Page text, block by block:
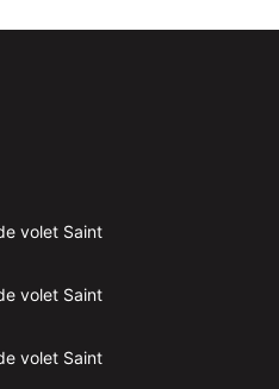
volet Saint
volet Saint
volet Saint